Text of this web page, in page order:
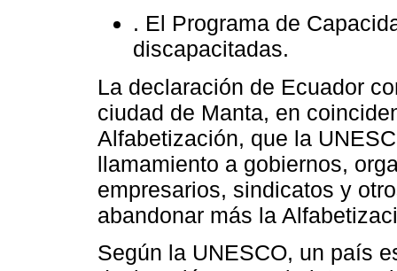
. El Programa de
discapacitadas.
La declaración de Ecuador
ciudad de Manta, en
Alfabetización, que la
llamamiento a gobiernos,
empresarios, sindicatos y
abandonar más la
Según la UNESCO, un país